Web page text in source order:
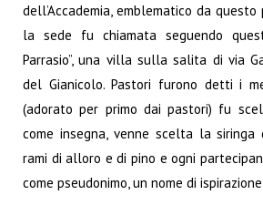
dell’Accademia, emblematico da
la sede fu chiamata seguendo
Parrasio”, una villa sulla salita di via
del Gianicolo. Pastori furono detti i
(adorato per primo dai pastori) fu
come insegna, venne scelta la
rami di alloro e di pino e ogni
come pseudonimo, un nome di